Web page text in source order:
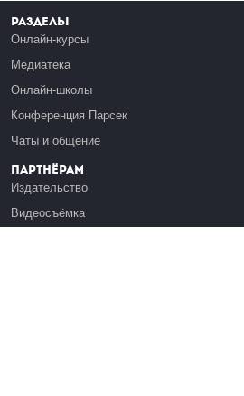
Разделы
Онлайн-курсы
Медиатека
Онлайн-школы
Конференция Парсек
Чаты и общение
Партнёрам
Издательство
Видеосъёмка